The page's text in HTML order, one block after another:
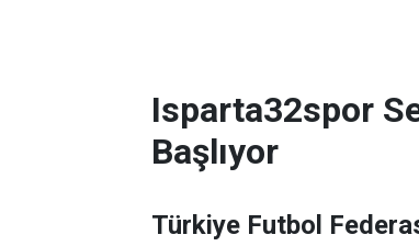
Isparta32spor
Başlıyor
Türkiye Futbol